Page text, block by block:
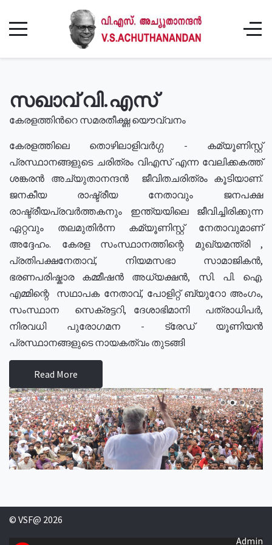
സഖാവ് വി.എസ്
കേരളത്തിൻറെ സമരതീക്ഷ്ണ യൌവ്വനം
കേരളത്തിലെ തൊഴിലാളിവർഗ്ഗ - കമ്യൂണിസ്റ്റ്
പ്രസ്ഥാനങ്ങളുടെ ചരിത്രം വിഎസ് എന്ന വേലിക്കകത്ത്
ശങ്കരൻ അച്യുതാനന്ദൻ ജീവിതചരിത്രം കൂടിയാണ്.
ജനകീയ രാഷ്ട്രീയ നേതാവും ജനപക്ഷ
രാഷ്ട്രീയപ്രവർത്തകനും ഇന്ത്യയിലെ ജീവിച്ചിരിക്കുന്ന
ഏറ്റവും തലമുതിർന്ന കമ്യൂണിസ്റ്റ് നേതാവുമാണ്
അദ്ദേഹം. കേരള സംസ്ഥാനത്തിന്റെ മുഖ്യമന്ത്രി ,
പ്രതിപക്ഷനേതാവ്, നിയമസഭാ സാമാജികൻ,
ഭരണപരിഷ്കാര കമ്മീഷൻ അധ്യക്ഷൻ, സി. പി. ഐ.
എമ്മിന്റെ സഥാപക നേതാവ്, പോളിറ്റ് ബ്യുറോ അംഗം,
സംസ്ഥാന സെക്രട്ടറി, ദേശാഭിമാനി പത്രാധിപർ,
നിരവധി പുരോഗമന - ട്രേഡ് യൂണിയൻ
പ്രസ്ഥാനങ്ങളുടെ നായകത്വം തുടങ്ങി
Read More
© VSF@ 2026
Admin